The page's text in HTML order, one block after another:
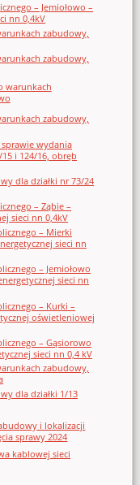
– Jemiołowo –
nn 0,4kV
zabudowy,
zabudowy,
warunkach
zabudowy,
sprawie wydania
i 124/16, obręb
dla działki nr 73/24
– Ząbie –
sieci nn 0,4kV
– Mierki
sieci nn
– Jemiołowo
sieci nn
– Kurki –
oświetleniowej
– Gąsiorowo
sieci nn 0,4 kV
zabudowy,
dla działki 1/13
i lokalizacji
sprawy 2024
kablowej sieci